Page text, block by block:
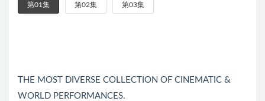
第01集 第02集 第03集
THE MOST DIVERSE COLLECTION OF CINEMATIC &
WORLD PERFORMANCES.